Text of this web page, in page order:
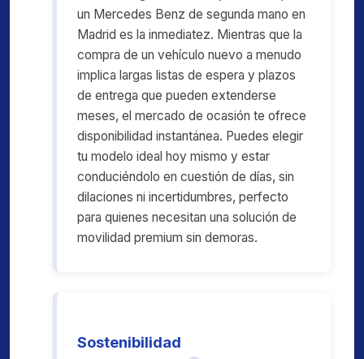
un Mercedes Benz de segunda mano en
Madrid es la inmediatez. Mientras que la
compra de un vehículo nuevo a menudo
implica largas listas de espera y plazos
de entrega que pueden extenderse
meses, el mercado de ocasión te ofrece
disponibilidad instantánea. Puedes elegir
tu modelo ideal hoy mismo y estar
conduciéndolo en cuestión de días, sin
dilaciones ni incertidumbres, perfecto
para quienes necesitan una solución de
movilidad premium sin demoras.
Sostenibilidad